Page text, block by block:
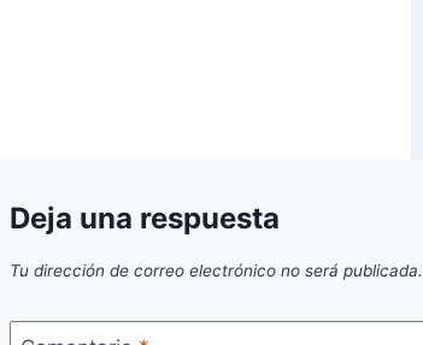
Deja una respuesta
Tu dirección de correo electrónico no será publicada.